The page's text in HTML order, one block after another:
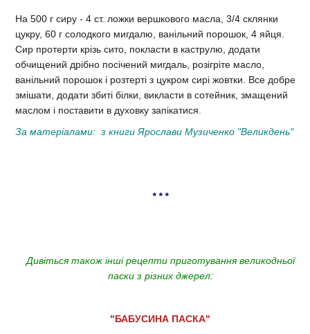
На 500 г сиру - 4 ст. ложки вершкового масла, 3/4 склянки
цукру, 60 г солодкого мигдалю, ванільний порошок, 4 яйця.
Сир протерти крізь сито, покласти в каструлю, додати
обчищений дрібно посічений мигдаль, розігріте масло,
ванільний порошок і розтерті з цукром сирі жовтки. Все добре
змішати, додати збиті білки, викласти в сотейник, змащений
маслом і поставити в духовку запікатися.
За матеріалами: з книги Ярослави Музиченко "Великдень"
* * *
Дивіться також інші рецепти приготування великодньої
паски з різних джерел:
"БАБУСИНА ПАСКА"